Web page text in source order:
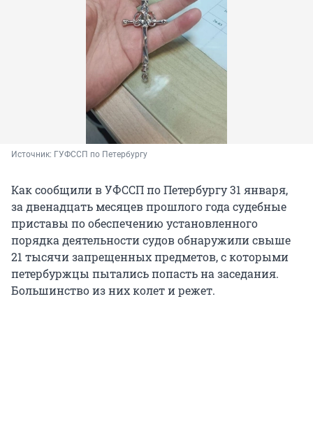
Источник: ГУФССП по Петербургу
Как сообщили в УФССП по Петербургу 31 января,
за двенадцать месяцев прошлого года судебные
приставы по обеспечению установленного
порядка деятельности судов обнаружили свыше
21 тысячи запрещенных предметов, с которыми
петербуржцы пытались попасть на заседания.
Большинство из них колет и режет.